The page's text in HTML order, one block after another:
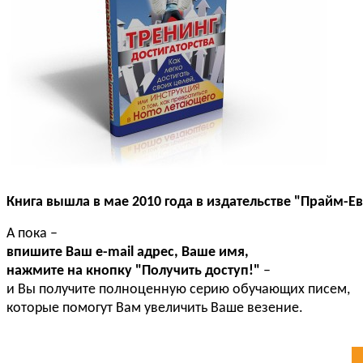
Книга вышла в мае 2010 года в издательстве "Прайм-
А пока –
впишите Ваш e-mail адрес, Ваше имя,
нажмите на кнопку "Получить доступ!" –
и Вы получите полноценную серию обучающих писем,
которые помогут Вам увеличить Ваше везение.